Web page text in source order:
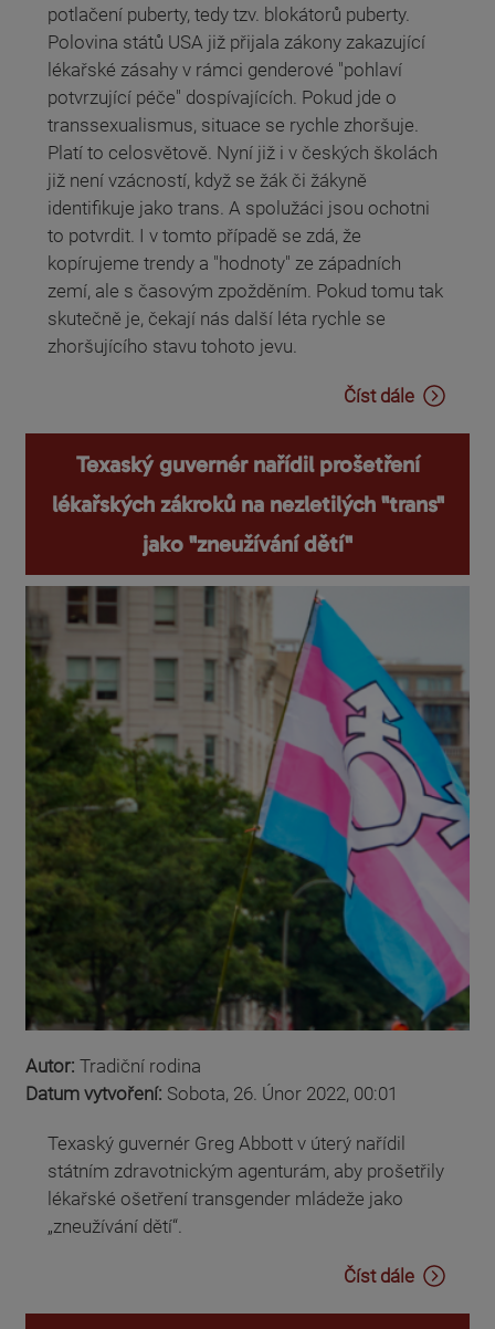
potlačení puberty, tedy tzv. blokátorů puberty.
Polovina států USA již přijala zákony zakazující
lékařské zásahy v rámci genderové "pohlaví
potvrzující péče" dospívajících. Pokud jde o
transsexualismus, situace se rychle zhoršuje.
Platí to celosvětově. Nyní již i v českých školách
již není vzácností, když se žák či žákyně
identifikuje jako trans. A spolužáci jsou ochotni
to potvrdit. I v tomto případě se zdá, že
kopírujeme trendy a "hodnoty" ze západních
zemí, ale s časovým zpožděním. Pokud tomu tak
skutečně je, čekají nás další léta rychle se
zhoršujícího stavu tohoto jevu.
Číst dále
Texaský guvernér nařídil prošetření
lékařských zákroků na nezletilých "trans"
jako "zneužívání dětí"
Autor: Tradiční rodina
Datum vytvoření: Sobota, 26. Únor 2022, 00:01
Texaský guvernér Greg Abbott v úterý nařídil
státním zdravotnickým agenturám, aby prošetřily
lékařské ošetření transgender mládeže jako
„zneužívání dětí“.
Číst dále